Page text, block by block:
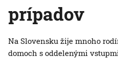
prípadov
Na Slovensku žije mnoho
domoch s oddelenými